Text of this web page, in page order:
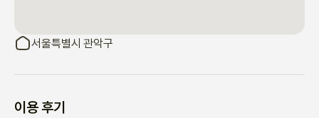
서울특별시 관악구
이용 후기